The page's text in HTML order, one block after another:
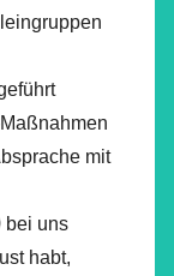
mit
bei uns
habt,